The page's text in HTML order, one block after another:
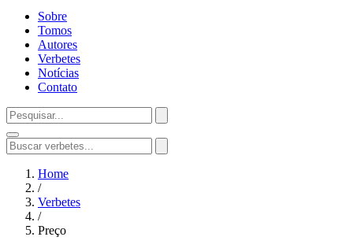
Sobre
Tomos
Autores
Verbetes
Notícias
Contato
Home
/
Verbetes
/
Preço